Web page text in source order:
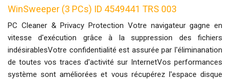
WinSweeper (3 PCs) ID 4549441 TRS 003
PC Cleaner & Privacy Protection Votre navigateur gagne en
vitesse d'exécution grâce à la suppression des fichiers
indésirablesVotre confidentialité est assurée par l'éliminanation
de toutes vos traces d'activité sur InternetVos performances
système sont améliorées et vous récupérez l'espace disque